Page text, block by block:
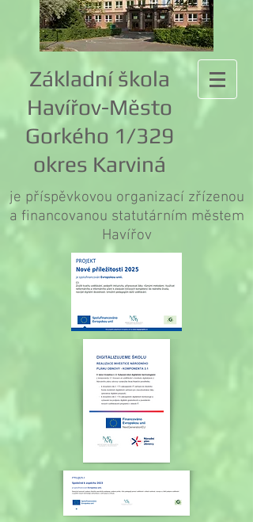
Základní škola
Havířov-Město
Gorkého 1/329
okres Karviná
je příspěvkovou organizací zřízenou
a financovanou statutárním městem
Havířov